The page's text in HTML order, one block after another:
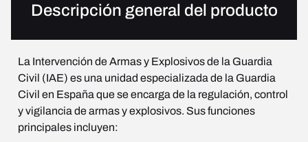
Descripción general del producto
La Intervención de Armas y Explosivos de la Guardia
Civil (IAE) es una unidad especializada de la Guardia
Civil en España que se encarga de la regulación, control
y vigilancia de armas y explosivos. Sus funciones
principales incluyen: